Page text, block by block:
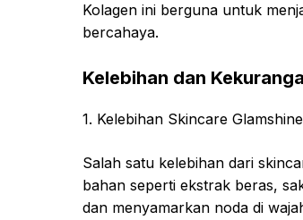
Kolagen ini berguna untuk
bercahaya.
Kelebihan dan
1. Kelebihan Skincare
Salah satu kelebihan dari
bahan seperti ekstrak beras,
dan menyamarkan noda di